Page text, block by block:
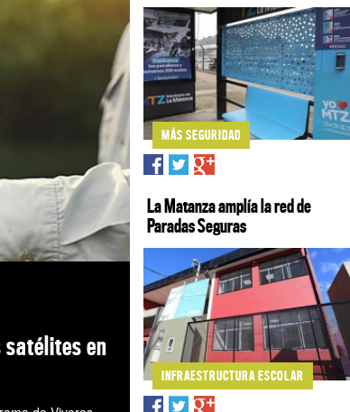
en
MÁS SEGURIDAD
La Matanza amplía la red de
Paradas Seguras
INFRAESTRUCTURA ESCOLAR